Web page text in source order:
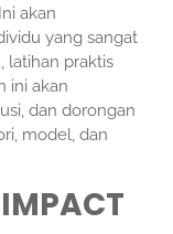
akan
yang sangat
latihan praktis
ini akan
dan dorongan
model, dan